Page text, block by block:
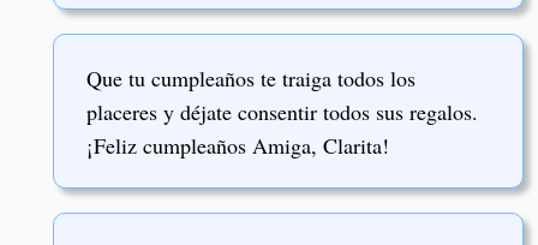
Que tu cumpleaños te traiga todos los
placeres y déjate consentir todos sus regalos.
¡Feliz cumpleaños Amiga, Clarita!